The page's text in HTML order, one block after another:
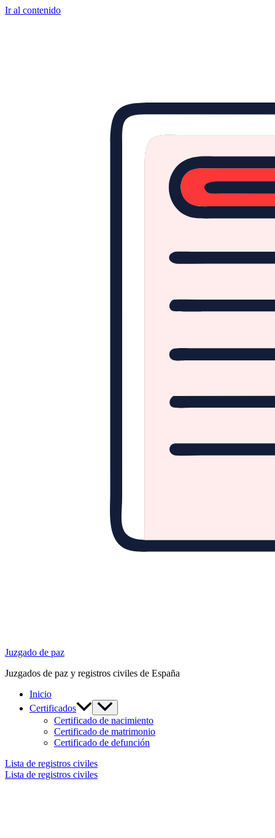
Ir al contenido
Juzgado de paz
Juzgados de paz y registros civiles de España
Inicio
Certificados
Certificado de nacimiento
Certificado de matrimonio
Certificado de defunción
Lista de registros civiles
Lista de registros civiles